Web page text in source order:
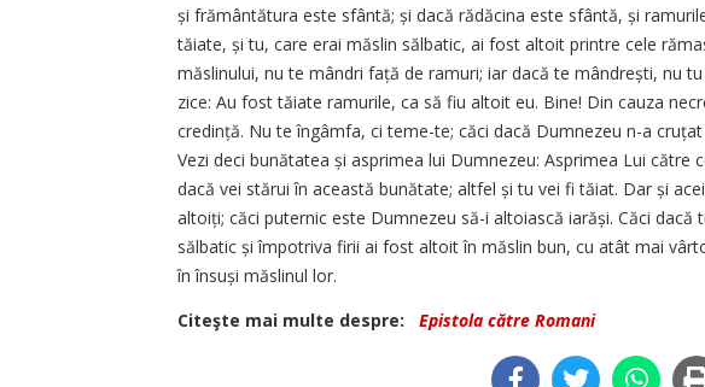
și frământătura este sfântă; și dacă rădăcina este sfântă, și
tăiate, și tu, care erai măslin sălbatic, ai fost altoit printre cele
măslinului, nu te mândri față de ramuri; iar dacă te mândrești, nu
zice: Au fost tăiate ramurile, ca să fiu altoit eu. Bine! Din cauza
credință. Nu te îngâmfa, ci teme-te; căci dacă Dumnezeu n-a
Vezi deci bunătatea și asprimea lui Dumnezeu: Asprimea Lui către
dacă vei stărui în această bunătate; altfel și tu vei fi tăiat. Dar și
altoiți; căci puternic este Dumnezeu să-i altoiască iarăși. Căci
sălbatic și împotriva firii ai fost altoit în măslin bun, cu atât mai
în însuși măslinul lor.
Citeşte mai multe despre:
Epistola către Romani